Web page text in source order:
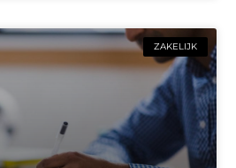
ZAKELIJK